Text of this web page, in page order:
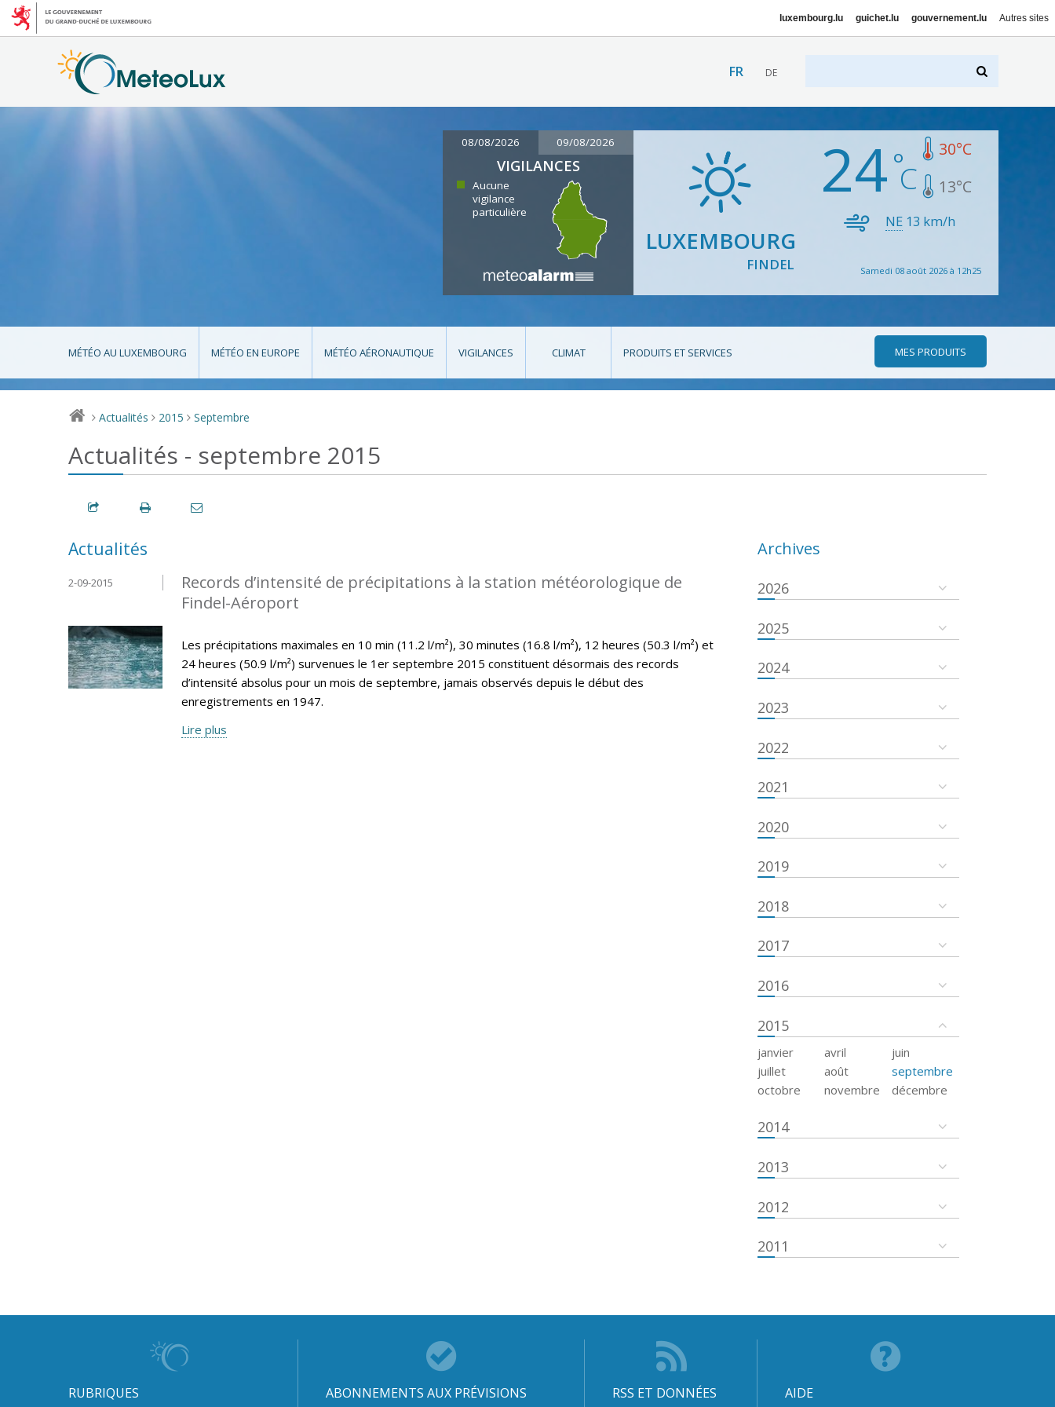
luxembourg.lu guichet.lu gouvernement.lu Autres sites
FR DE
08/08/2026 09/08/2026
VIGILANCES
Aucune
vigilance
particulière
LUXEMBOURG
FINDEL
24 30°C
13°C
NE 13 km/h
Samedi 08 août 2026 à 12h25
MÉTÉO AU LUXEMBOURG MÉTÉO EN EUROPE MÉTÉO AÉRONAUTIQUE VIGILANCES CLIMAT PRODUITS ET SERVICES MES PRODUITS
> Actualités > 2015 > Septembre
Actualités - septembre 2015
Actualités
Records d’intensité de précipitations à la station météorologique de
Findel-Aéroport
2-09-2015
Les précipitations maximales en 10 min (11.2 l/m²), 30 minutes (16.8 l/m²), 12 heures (50.3 l/m²) et
24 heures (50.9 l/m²) survenues le 1er septembre 2015 constituent désormais des records
d’intensité absolus pour un mois de septembre, jamais observés depuis le début des
enregistrements en 1947.
Lire plus
Archives
2026
2025
2024
2023
2022
2021
2020
2019
2018
2017
2016
2015
janvier avril
juin
juillet
août
septembre
octobre
novembre décembre
2014
2013
2012
2011
RUBRIQUES ABONNEMENTS AUX PRÉVISIONS RSS ET DONNÉES AIDE